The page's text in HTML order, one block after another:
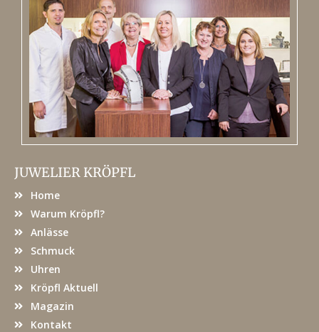
JUWELIER KRÖPFL
Home
Warum Kröpfl?
Anlässe
Schmuck
Uhren
Kröpfl Aktuell
Magazin
Kontakt